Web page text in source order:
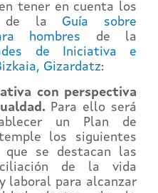
tener en cuenta los
de la Guía sobre
hombres de la
de Iniciativa e
Gizardatz:
con perspectiva
Para ello será
un Plan de
los siguientes
se destacan las
de la vida
laboral para alcanzar